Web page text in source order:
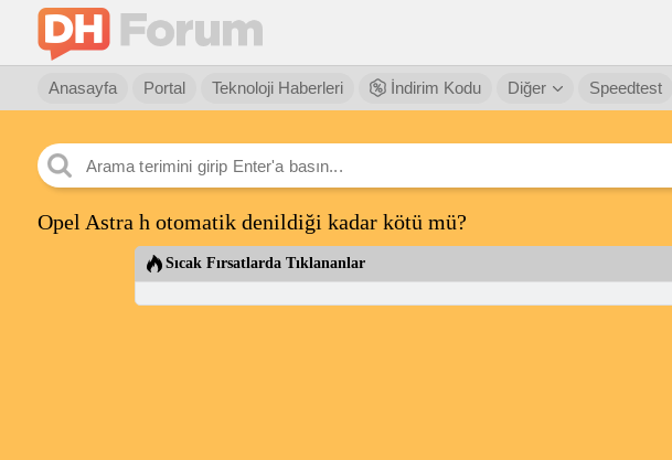
Anasayfa Portal Teknoloji Haberleri İndirim Kodu Diğer Speedtest
Opel Astra h otomatik denildiği kadar kötü mü?
Sıcak Fırsatlarda Tıklananlar